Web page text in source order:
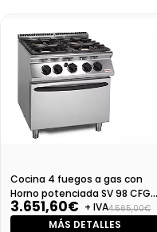
Cocina 4 fuegos a gas con
Horno potenciada SV 98 CFG-
PW
3.651,60€ + IVA4.565,00€
MÁS DETALLES